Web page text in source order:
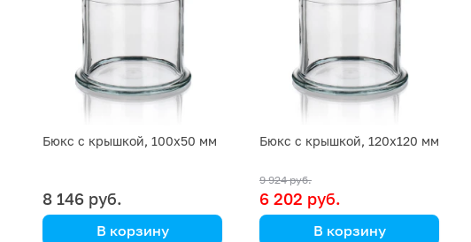
Бюкс с крышкой, 100х50 мм
8 146 руб.
В корзину
Бюкс с крышкой, 120х120 мм
9 924 руб.
6 202 руб.
В корзину